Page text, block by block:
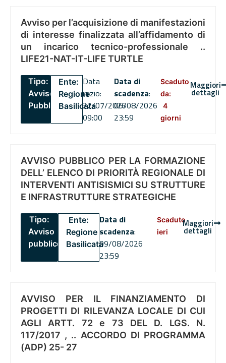
Avviso per l’acquisizione di manifestazioni
di interesse finalizzata all’affidamento di
un incarico tecnico-professionale ..
LIFE21-NAT-IT-LIFE TURTLE
Tipo:
Avviso
Pubblico
Ente:
Regione
Basilicata
Data
inizio:
22/07/2026
09:00
Data di
scadenza:
06/08/2026
23:59
Scaduto
da:
4
giorni
Maggiori
dettagli
AVVISO PUBBLICO PER LA FORMAZIONE
DELL’ ELENCO DI PRIORITÀ REGIONALE DI
INTERVENTI ANTISISMICI SU STRUTTURE
E INFRASTRUTTURE STRATEGICHE
Tipo:
Avviso
pubblico
Ente:
Regione
Basilicata
Data di
scadenza:
09/08/2026
23:59
Scaduto
ieri
Maggiori
dettagli
AVVISO PER IL FINANZIAMENTO DI
PROGETTI DI RILEVANZA LOCALE DI CUI
AGLI ARTT. 72 e 73 DEL D. LGS. N.
117/2017 , .. ACCORDO DI PROGRAMMA
(ADP) 25- 27